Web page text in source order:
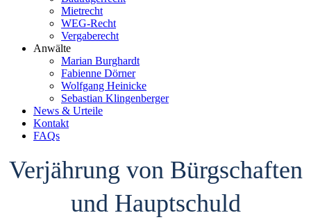
Mietrecht
WEG-Recht
Vergaberecht
Anwälte
Marian Burghardt
Fabienne Dörner
Wolfgang Heinicke
Sebastian Klingenberger
News & Urteile
Kontakt
FAQs
Verjährung von Bürgschaften
und Hauptschuld